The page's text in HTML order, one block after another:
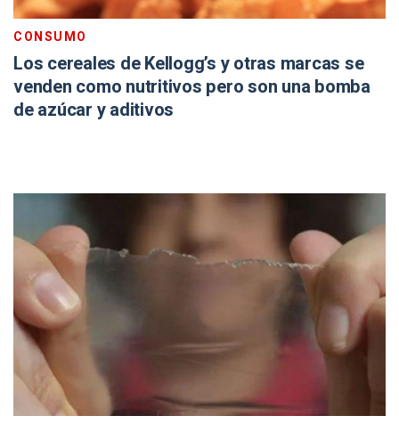
CONSUMO
Los cereales de Kellogg’s y otras marcas se
venden como nutritivos pero son una bomba
de azúcar y aditivos